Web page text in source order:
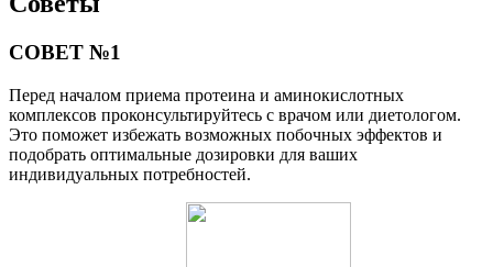
СОВЕТ №1
Перед началом приема протеина и аминокислотных
комплексов проконсультируйтесь с врачом или диетологом.
Это поможет избежать возможных побочных эффектов и
подобрать оптимальные дозировки для ваших
индивидуальных потребностей.